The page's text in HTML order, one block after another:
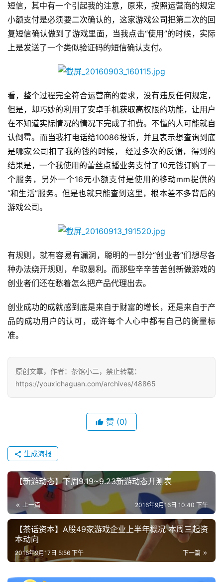
单
机
游
戏
游
戏
2
0
2
5
第
十
三
奖
7
月
3
0
日
游
接
上
海
站
中
短信，其中有一个引起我的注意，原来，按照运营商的规定
小额支付是必须要二次确认的，这家游戏公司把第二次的回
复短信确认做到了游戏里面，当我点击“使用”的时候，实际
上是发送了一个类似验证码的短信确认支付。
看，整个过程完全符合运营商的要求，没有违反任何规定，
但是，却巧妙的利用了安卓手机获取高权限的功能，让用户
在不知道实际情况的情况下完成了扣费。不懂的人可能就自
认倒霉。而当我打电话给10086投诉，并且表示想查询到底
是哪家公司扣了我的钱的时候， 经过多次的反馈，得到的
结果是，一个我使用的蕾丝点播业务支付了10元钱订购了一
个服务，另外一个16元小额支付是使用的移动mm提供的
“和生活”服务。但是也就只能查到这里，根本差不多背后的
游戏公司。
有规则，就有容易有漏洞，聪明的一部分“创业者”们想尽各
种办法绕开规则，牟取暴利。而那些辛辛苦苦创新做游戏的
创业者们还在愁着怎么把产品代理出去。
创业成功的成就感到底是来自于财富的增长，还是来自于产
品的成功用户的认可，或许每个人心中都有自己的衡量标
准。
原创文章，作者：茶馆小二，禁止转载：
https://youxichaguan.com/archives/48865
赞 (0)
生成海报
【新游动态】下周9.19~9.23新游动态开测表
上一篇 2016年9月16日 10:40 下午
【茶话资本】A股49家游戏企业上半年概况 本周三起资
本动向
下一篇
2016年9月17日 5:56 下午